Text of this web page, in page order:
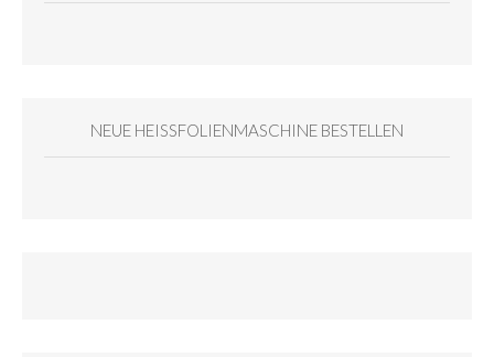
NEUE HEISSFOLIENMASCHINE BESTELLEN